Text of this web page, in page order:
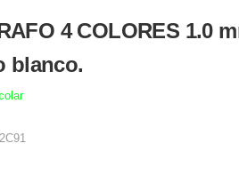
4 COLORES 1.0
blanco.